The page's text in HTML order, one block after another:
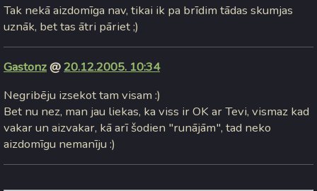
Tak nekā aizdomīga nav, tikai ik pa brīdim tādas skumjas
uznāk, bet tas ātri pāriet ;)
Gastonz@20.12.2005. 10:34
Negribēju izsekot tam visam :)
Bet nu nez, man jau liekas, ka viss ir OK ar Tevi, vismaz kad
vakar un aizvakar, kā arī šodien "runājām", tad neko
aizdomīgu nemanīju :)